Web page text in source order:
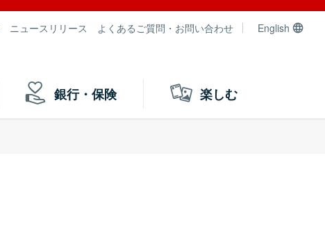
ニュースリリース よくあるご質問・お問い合わせ English
銀行・保険 楽しむ